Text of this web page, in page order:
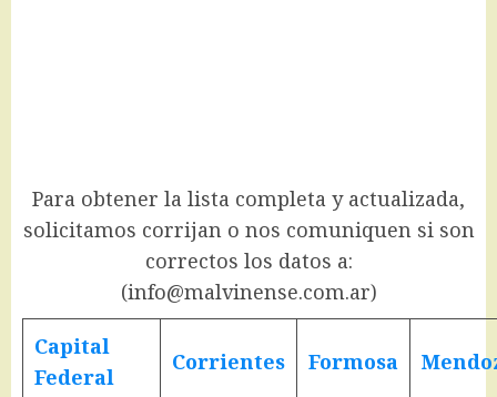
Para obtener la lista completa y actualizada,
solicitamos corrijan o nos comuniquen si son
correctos los datos a:
(info@malvinense.com.ar)
Capital
Federal
Corrientes Formosa